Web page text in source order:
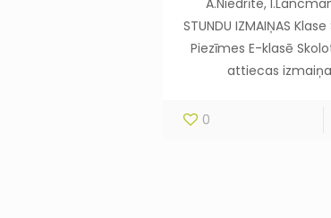
A.Niedrīte,
STUNDU IZMAIŅAS
Piezīmes E-klasē
attiecas
0